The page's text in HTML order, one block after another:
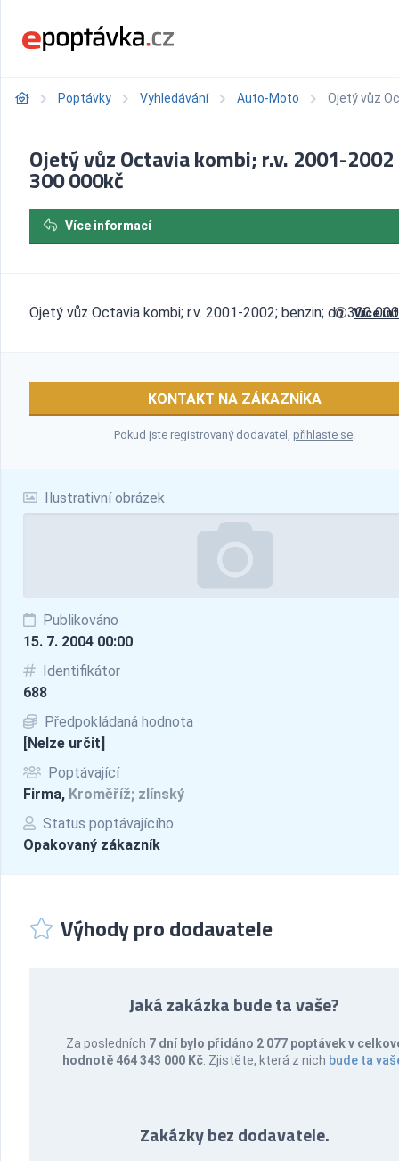
Poptávky Vyhledávání Auto-Moto Ojetý vůz
Ilustrativní obrázek
Publikováno
15. 7. 2004 00:00
Identifikátor
688
Předpokládaná hodnota
[Nelze určit]
Poptávající
Firma, Kroměříž; zlínský
Status poptávajícího
Opakovaný zákazník
Ojetý vůz Octavia kombi; r.v. 2001-
300 000kč
Více informací
Ojetý vůz Octavia kombi; r.v. 2001-2002; benzin; do 300
Více
KONTAKT NA ZÁKAZNÍKA
Pokud jste registrovaný dodavatel, přihlaste se.
Výhody pro dodavatele
Jaká zakázka bude ta vaše?
Za posledních 7 dní bylo přidáno 2 077 poptávek v
hodnotě 464 343 000 Kč . Zjistěte, která z nich bude ta
Zakázky bez dodavatele.